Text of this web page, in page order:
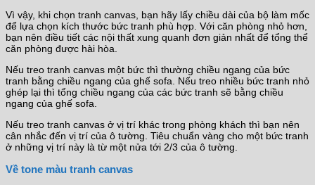
Vì vậy, khi chọn tranh canvas, bạn hãy lấy chiều dài của bộ làm mốc
để lựa chọn kích thước bức tranh phù hợp. Với căn phòng nhỏ hơn,
bạn nên điều tiết các nội thất xung quanh đơn giản nhất để tổng thể
căn phòng được hài hòa.
Nếu treo tranh canvas một bức thì thường chiều ngang của bức
tranh bằng chiều ngang của ghế sofa. Nếu treo nhiều bức tranh nhỏ
ghép lại thì tổng chiều ngang của các bức tranh sẽ bằng chiều
ngang của ghế sofa.
Nếu treo tranh canvas ở vị trí khác trong phòng khách thì bạn nên
cân nhắc đến vị trí của ô tường. Tiêu chuẩn vàng cho một bức tranh
ở những vị trí này là từ một nửa tới 2/3 của ô tường.
Về tone màu tranh canvas